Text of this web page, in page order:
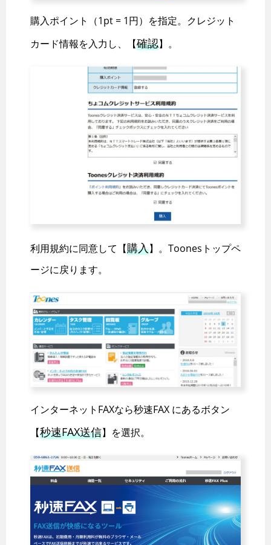
購入ポイント（1pt = 1円）を指定。クレジット
カード情報を入力し、【確認】。
利用規約に同意して【購入】。Toonesトップペ
ージに戻ります。
インターネットFAXなら秒速FAX にあるボタン
【秒速FAX送信】を選択。